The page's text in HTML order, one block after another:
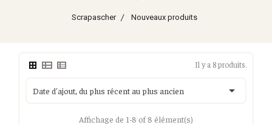
Scrapascher Nouveaux produits
Il y a 8 produits.
Date d'ajout, du plus récent au plus ancien 
Affichage de 1-8 of 8 élément(s)